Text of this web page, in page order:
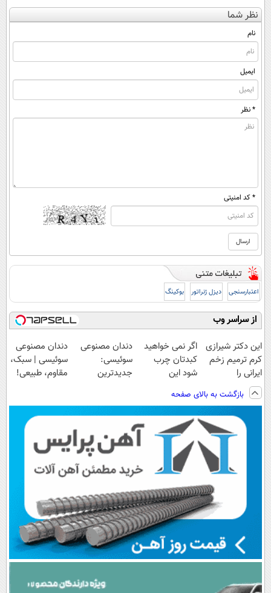
کن
(◀پرسش‌نامه)
پرسش‌نامه رو پر شه؟ ◀
کنی؟ (◂فیلم +
نظر شما
نام
ایمیل
* نظر
* کد امنیتی
اعتبارسنجی دیزل ژنراتور بوکینگ
از سراسر وب
این دکتر شیرازی
کرم ترمیم زخم
ایرانی را
ساخت!!!
اگر نمی خواهید
کبدتان چرب
شود این
طعم را بنوشید
دندان مصنوعی
سوئیسی:
جدیدترین
پرداخت قسطی
دندان مصنوعی
سوئیسی | سبک،
مقاوم، طبیعی!
اقساطی😍
بازگشت به بالای صفحه